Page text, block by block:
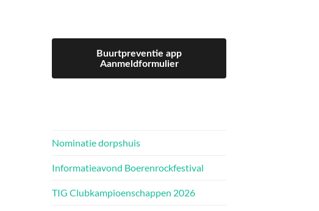
Buurtpreventie app
Aanmeldformulier
Nominatie dorpshuis
Informatieavond Boerenrockfestival
TIG Clubkampioenschappen 2026